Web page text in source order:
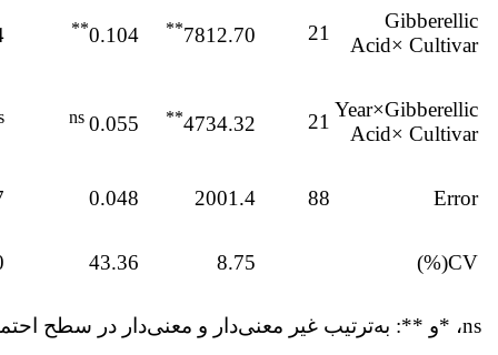
Gibberellic
Acid× Cultivar
21
7812.70
**
0.104
**
Year×Gibberellic
Acid× Cultivar
21
4734.32
**
0.055
Error
88
2001.4
0.048
CV(%)
8.75
43.36
ns، *و **: به‌ترتیب غیر معنی‌دار و معنی‌دار در سطح احتمال پنج و یک درصد.